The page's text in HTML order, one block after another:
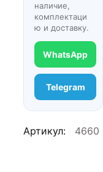
наличие,
комплектаци
ю и доставку.
WhatsApp
Telegram
Артикул: 4660